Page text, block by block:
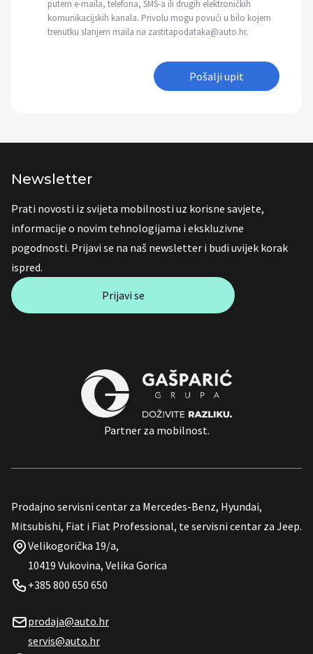
putem e-maila, telefona, SMS-a ili drugih elektroničkih
komunikacijskih kanala. Privolu mogu povući u bilo kojem
trenutku slanjem maila na zastitapodataka@auto.hr.
Pošalji upit
Newsletter
Prati novosti iz svijeta mobilnosti uz korisne savjete,
informacije o novim tehnologijama i ekskluzivne
pogodnosti. Prijavi se na naš newsletter i budi uvijek korak
ispred.
Prijavi se
Partner za mobilnost.
Prodajno servisni centar za Mercedes-Benz, Hyundai,
Mitsubishi, Fiat i Fiat Professional, te servisni centar za Jeep.
Velikogorička 19/a,
10419 Vukovina, Velika Gorica
+385 800 650 650
prodaja@auto.hr
servis@auto.hr